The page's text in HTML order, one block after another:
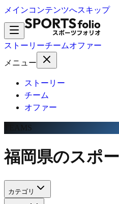
メインコンテンツへスキップ
ストーリーチームオファー
メニュー
ストーリー
チーム
オファー
TEAMS
福岡県のスポ
カテゴリ